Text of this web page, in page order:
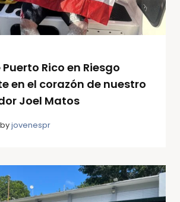
Rico en Riesgo
en el corazón de nuestro
Joel Matos
byjovenespr